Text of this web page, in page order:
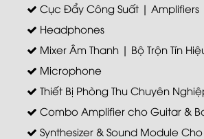
Cục Đẩy Công Suất | Amplifiers
Headphones
Mixer Âm Thanh | Bộ Trộn Tín
Microphone
Thiết Bị Phòng Thu Chuyên
Combo Amplifier cho Guitar &
Synthesizer & Sound Module